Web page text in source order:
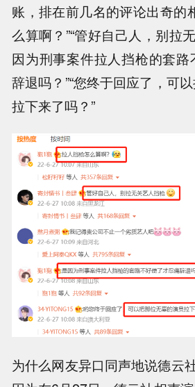
账，排在前几名的评论出奇的
么算啊？”“管好自己人，别拉
因为刑事案件拉人挡枪的套
辞退吗？”“您终于回应了，可
拉下来了吗？”
为什么网友异口同声地说德云